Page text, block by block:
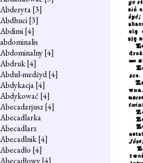
Abderyta[3]
Abdhuci[3]
Abdimi[4]
abdominalis
Abdominalny[4]
Abdruk[4]
Abdul-medżyd[4]
Abdykacja[4]
Abdykować [4]
Abecadarjusz[4]
Abecadlarka
Abecadlarz
Abecadlnik[4]
Abecadło [4]
Abecadłowy[4]